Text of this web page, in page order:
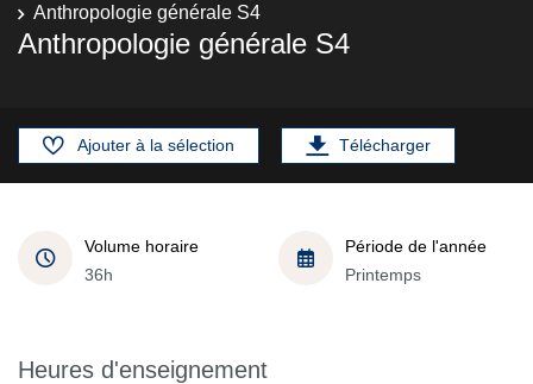
Anthropologie générale S4
Anthropologie générale S4
Ajouter à la sélection Télécharger
Volume horaire
36h
Période de l'année
Printemps
Heures d'enseignement